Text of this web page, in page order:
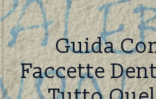
Guida
Faccette